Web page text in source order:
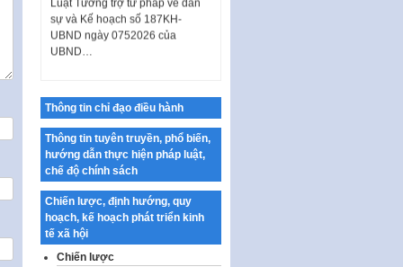
sự và Kế hoạch số 187KH-
UBND ngày 0752026 của
UBND…
thành phố Hà Nội
Kế hoạch Tổ chức Cuộc thi
chính luận về bảo vệ nền tảng tư
tưởng của Đảng…
Công bố công khai dự toán kinh
phí xây dựng pháp luật, hoàn
thiện thể chế, chính…
Quy định về nghiên cứu, ứng
dụng khoa học, công nghệ, đổi
Thông tin chỉ đạo điều hành
Thông tin tuyên truyền, phổ biến,
hướng dẫn thực hiện pháp luật,
chế độ chính sách
Chiến lược, định hướng, quy
hoạch, kế hoạch phát triển kinh
tế xã hội
Chiến lược